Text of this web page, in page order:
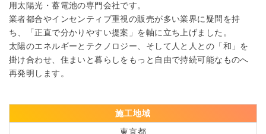
用太陽光・蓄電池の専門会社です。
業者都合やインセンティブ重視の販売が多い業界に疑問を持
ち、「正直で分かりやすい提案」を軸に立ち上げました。
太陽のエネルギーとテクノロジー、そして人と人との「和」を
掛け合わせ、住まいと暮らしをもっと自由で持続可能なものへ
再発明します。
施工地域
東京都